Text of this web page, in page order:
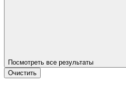
Посмотреть все результаты
Очистить